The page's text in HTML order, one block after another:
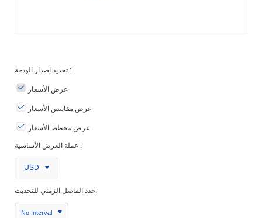
تحديد إصدار الودجة :
عرض الأسعار
عرض مقاييس الأسعار
عرض مخطط الأسعار
عملة العرض الأساسية :
USD
حدد الفاصل الزمني للتحديث:
No Interval